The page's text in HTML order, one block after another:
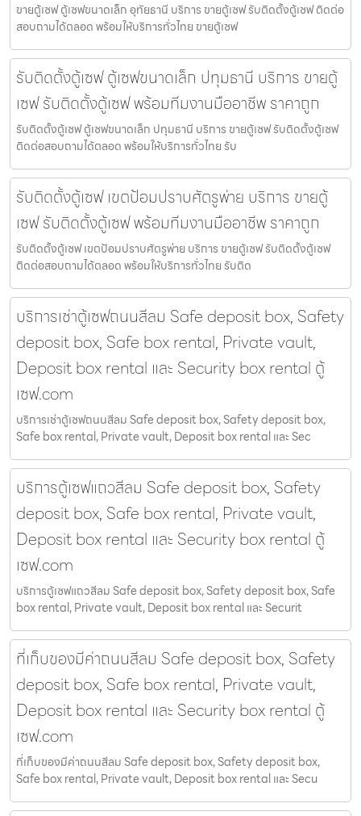
ขายตู้เซฟ ตู้เซฟขนาดเล็ก อุทัยธานี บริการ ขายตู้เซฟ รับติดตั้งตู้เซฟ ติดต่อ
สอบถามได้ตลอด พร้อมให้บริการทั่วไทย ขายตู้เซฟ
รับติดตั้งตู้เซฟ ตู้เซฟขนาดเล็ก ปทุมธานี บริการ ขายตู้
เซฟ รับติดตั้งตู้เซฟ พร้อมทีมงานมืออาชีพ ราคาถูก
รับติดตั้งตู้เซฟ ตู้เซฟขนาดเล็ก ปทุมธานี บริการ ขายตู้เซฟ รับติดตั้งตู้เซฟ
ติดต่อสอบถามได้ตลอด พร้อมให้บริการทั่วไทย รับ
รับติดตั้งตู้เซฟ เขตป้อมปราบศัตรูพ่าย บริการ ขายตู้
เซฟ รับติดตั้งตู้เซฟ พร้อมทีมงานมืออาชีพ ราคาถูก
รับติดตั้งตู้เซฟ เขตป้อมปราบศัตรูพ่าย บริการ ขายตู้เซฟ รับติดตั้งตู้เซฟ
ติดต่อสอบถามได้ตลอด พร้อมให้บริการทั่วไทย รับติด
บริการเช่าตู้เซฟถนนสีลม Safe deposit box, Safety
deposit box, Safe box rental, Private vault,
Deposit box rental และ Security box rental ตู้
เซฟ.com
บริการเช่าตู้เซฟถนนสีลม Safe deposit box, Safety deposit box,
Safe box rental, Private vault, Deposit box rental และ Sec
บริการตู้เซฟแถวสีลม Safe deposit box, Safety
deposit box, Safe box rental, Private vault,
Deposit box rental และ Security box rental ตู้
เซฟ.com
บริการตู้เซฟแถวสีลม Safe deposit box, Safety deposit box, Safe
box rental, Private vault, Deposit box rental และ Securit
ที่เก็บของมีค่าถนนสีลม Safe deposit box, Safety
deposit box, Safe box rental, Private vault,
Deposit box rental และ Security box rental ตู้
เซฟ.com
ที่เก็บของมีค่าถนนสีลม Safe deposit box, Safety deposit box,
Safe box rental, Private vault, Deposit box rental และ Secu